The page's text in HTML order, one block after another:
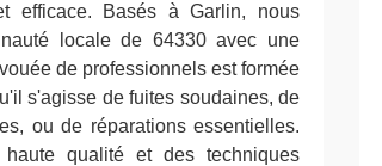
efficace. Basés à Garlin, nous
locale de 64330 avec une
de professionnels est formée
s'agisse de fuites soudaines, de
ou de réparations essentielles.
qualité et des techniques